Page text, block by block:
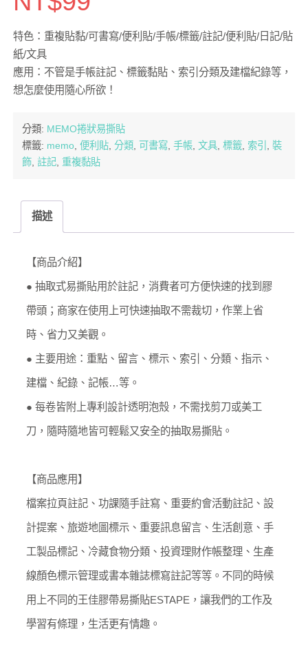
特色：重複貼黏/可書寫/便利貼/手帳/標籤/註記/便利貼/日記/貼
紙/文具
應用：不管是手帳註記、標籤黏貼、索引分類及建檔紀錄等，
想怎麼使用隨心所欲！
分類: MEMO捲狀易撕貼
標籤: memo, 便利貼, 分類, 可書寫, 手帳, 文具, 標籤, 索引 , 裝
飾, 註記, 重複黏貼
描述
【商品介紹】
● 抽取式易撕貼用於註記，消費者可方便快速的找到膠
帶頭；商家在使用上可快速抽取不需裁切，作業上省
時、省力又美觀。
● 主要用途：重點、留言、標示、索引、分類、指示、
建檔、紀錄、記帳…等。
● 每卷皆附上專利設計透明泡殼，不需找剪刀或美工
刀，隨時隨地皆可輕鬆又安全的抽取易撕貼。
【商品應用】
檔案拉頁註記、功課隨手註寫、重要約會活動註記、設
計提案、旅遊地圖標示、重要訊息留言、生活創意、手
工製品標記、冷藏食物分類、投資理財作帳整理、生產
線顏色標示管理或書本雜誌標寫註記等等。不同的時候
用上不同的王佳膠帶易撕貼ESTAPE，讓我們的工作及
學習有條理，生活更有情趣。